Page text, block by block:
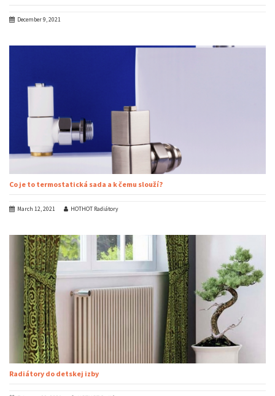
December 9, 2021
Co je to termostatická sada a k čemu slouží?
March 12, 2021 HOTHOT Radiátory
Radiátory do detskej izby